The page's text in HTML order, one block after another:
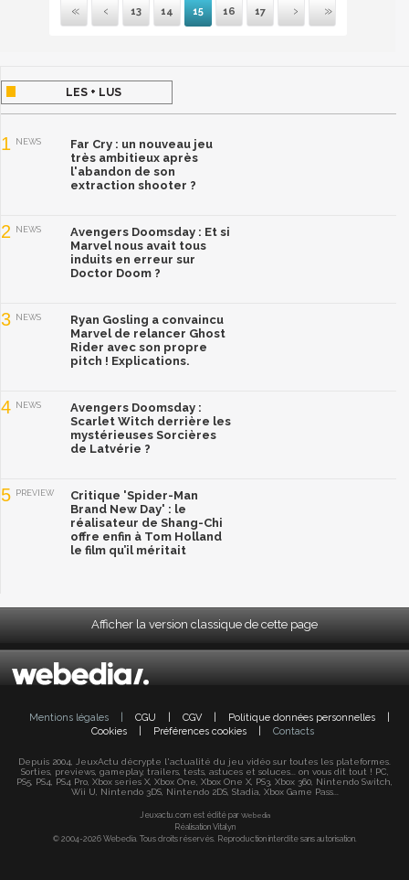
Première
Précédente
13 14 15 16 17
Suivante
Dernière
LES + LUS
1 NEWS
Far Cry : un nouveau jeu
très ambitieux après
l'abandon de son
extraction shooter ?
2 NEWS
Avengers Doomsday : Et si
Marvel nous avait tous
induits en erreur sur
Doctor Doom ?
3 NEWS
Ryan Gosling a convaincu
Marvel de relancer Ghost
Rider avec son propre
pitch ! Explications.
4 NEWS
Avengers Doomsday :
Scarlet Witch derrière les
mystérieuses Sorcières
de Latvérie ?
5 PREVIEW
Critique 'Spider-Man
Brand New Day' : le
réalisateur de Shang-Chi
offre enfin à Tom Holland
le film qu’il méritait
Afficher la version classique de cette page
Mentions légales CGU CGV Politique données personnelles
Cookies
Préférences cookies Contacts
Depuis 2004, JeuxActu décrypte l'actualité du jeu vidéo sur toutes les plateformes.
Sorties, previews, gameplay, trailers, tests, astuces et soluces... on vous dit tout ! PC,
PS5, PS4, PS4 Pro, Xbox series X, Xbox One, Xbox One X, PS3, Xbox 360, Nintendo Switch,
Wii U, Nintendo 3DS, Nintendo 2DS, Stadia, Xbox Game Pass...
Jeuxactu.com est édité par Webedia
Réalisation Vitalyn
© 2004-2026 Webedia. Tous droits réservés. Reproduction interdite sans autorisation.